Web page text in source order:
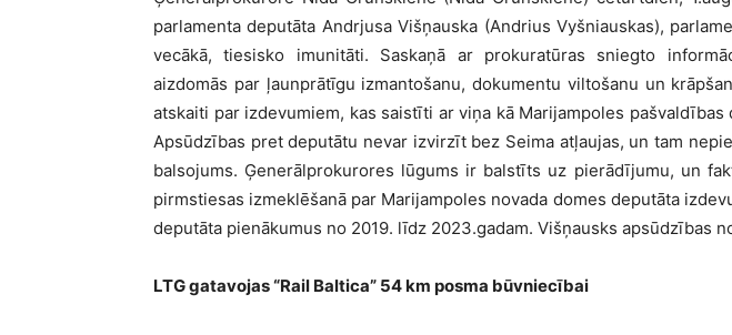
parlamenta deputāta Andrjusa Višņauska (Andrius Vyšniauskas),
vecākā, tiesisko imunitāti. Saskaņā ar prokuratūras sniegto
aizdomās par ļaunprātīgu izmantošanu, dokumentu viltošanu un
atskaiti par izdevumiem, kas saistīti ar viņa kā Marijampoles pašvaldības
Apsūdzības pret deputātu nevar izvirzīt bez Seima atļaujas, un tam
balsojums. Ģenerālprokurores lūgums ir balstīts uz pierādījumu, un
pirmstiesas izmeklēšanā par Marijampoles novada domes deputāta
deputāta pienākumus no 2019. līdz 2023.gadam. Višņausks apsūdzības
LTG gatavojas “Rail Baltica” 54 km posma būvniecībai